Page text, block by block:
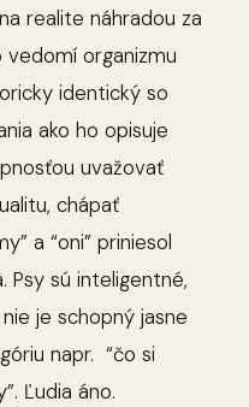
realite náhradou za
organizmu
identický so
ako ho opisuje
uvažovať
chápať
a “oni” priniesol
Psy sú inteligentné,
je schopný jasne
napr. “čo si
Ľudia áno.